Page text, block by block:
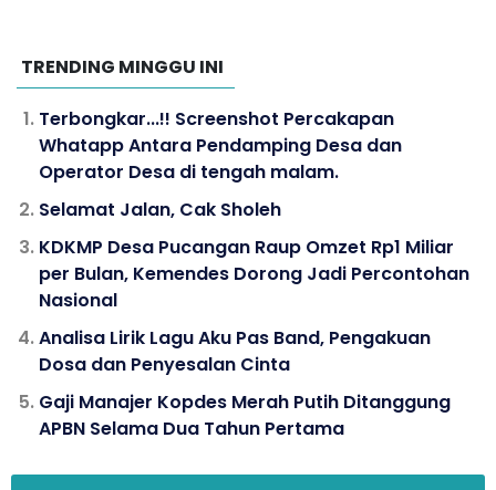
TRENDING MINGGU INI
Terbongkar...!! Screenshot Percakapan
Whatapp Antara Pendamping Desa dan
Operator Desa di tengah malam.
Selamat Jalan, Cak Sholeh
KDKMP Desa Pucangan Raup Omzet Rp1 Miliar
per Bulan, Kemendes Dorong Jadi Percontohan
Nasional
Analisa Lirik Lagu Aku Pas Band, Pengakuan
Dosa dan Penyesalan Cinta
Gaji Manajer Kopdes Merah Putih Ditanggung
APBN Selama Dua Tahun Pertama